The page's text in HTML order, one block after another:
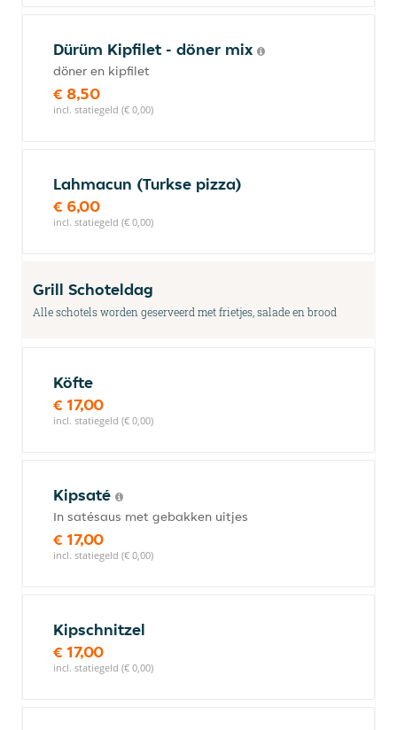
Dürüm Kipfilet - döner mix
döner en kipfilet
€ 8,50
incl. statiegeld (€ 0,00)
Lahmacun (Turkse pizza)
€ 6,00
incl. statiegeld (€ 0,00)
Grill Schoteldag
Alle schotels worden geserveerd met frietjes, salade en brood
Köfte
€ 17,00
incl. statiegeld (€ 0,00)
Kipsaté
In satésaus met gebakken uitjes
€ 17,00
incl. statiegeld (€ 0,00)
Kipschnitzel
€ 17,00
incl. statiegeld (€ 0,00)